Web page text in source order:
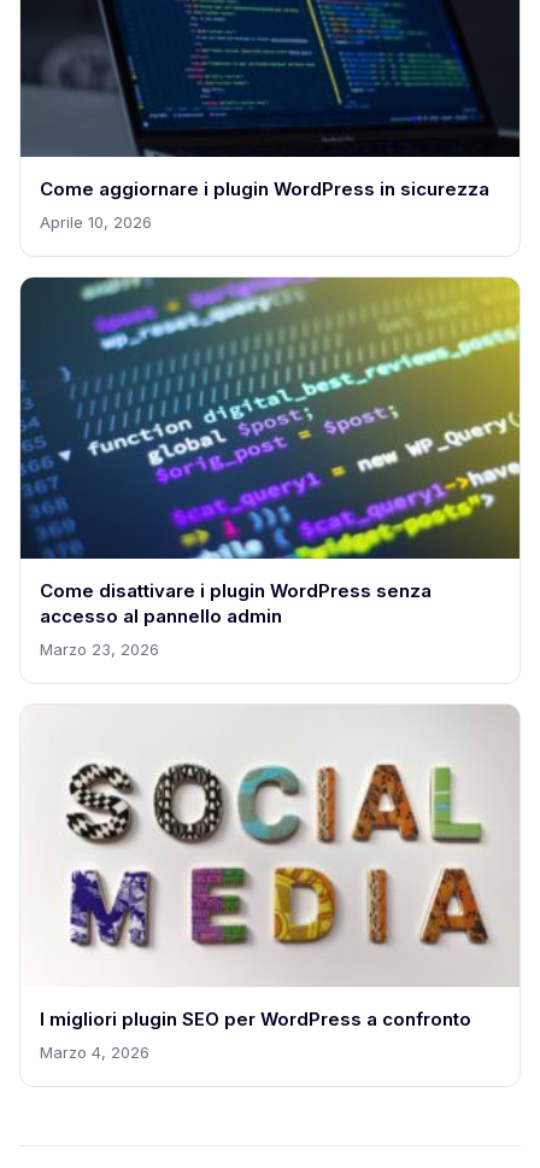
Come aggiornare i plugin WordPress in sicurezza
Aprile 10, 2026
Come disattivare i plugin WordPress senza
accesso al pannello admin
Marzo 23, 2026
I migliori plugin SEO per WordPress a confronto
Marzo 4, 2026